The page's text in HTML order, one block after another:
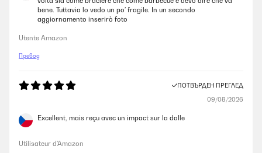
bene. Tuttavia lo vedo un po’ fragile. In un secondo
aggiornamento inserirò foto
Utente Amazon
Превод
ПОТВЪРДЕН ПРЕГЛЕД
09/08/2026
Excellent, mais reçu avec un impact sur la dalle
Utilisateur d'Amazon